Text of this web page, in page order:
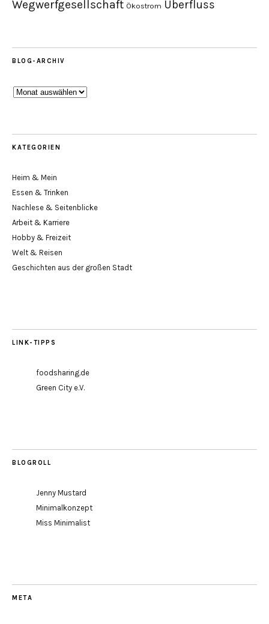
Wegwerfgesellschaft Ökostrom Überfluss
BLOG-ARCHIV
Blog-
KATEGORIEN
Heim & Mein
Essen & Trinken
Nachlese & Seitenblicke
Arbeit & Karriere
Hobby & Freizeit
Welt & Reisen
Geschichten aus der großen Stadt
LINK-TIPPS
foodsharing.de
Green City e.V.
BLOGROLL
Jenny Mustard
Minimalkonzept
Miss Minimalist
META